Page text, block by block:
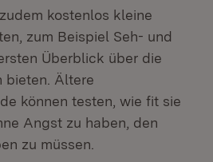
kostenlos kleine
zum Beispiel Seh- und
Überblick über die
bieten. Ältere
können testen, wie fit sie
Angst zu haben, den
zu müssen.